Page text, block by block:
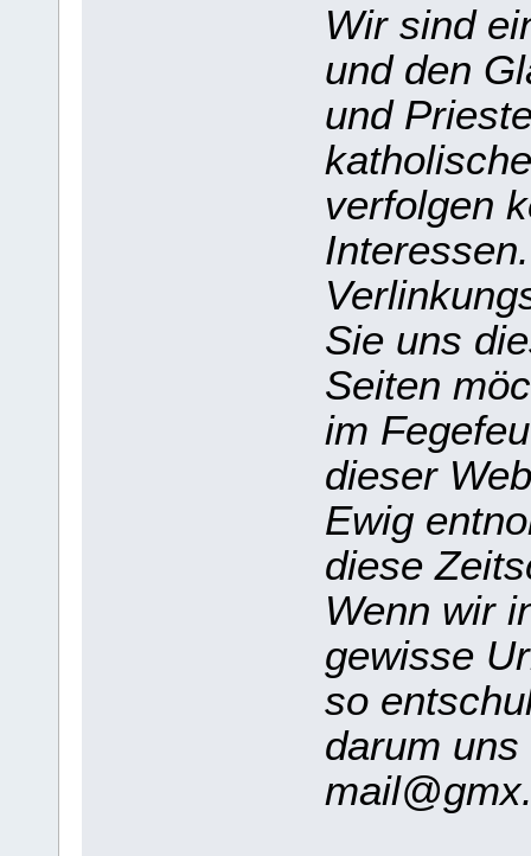
Wir sind
und den
und
verfolgen
Sie uns
Seiten
im
dieser
Ewig
diese
Wenn wir
gewisse
so
darum